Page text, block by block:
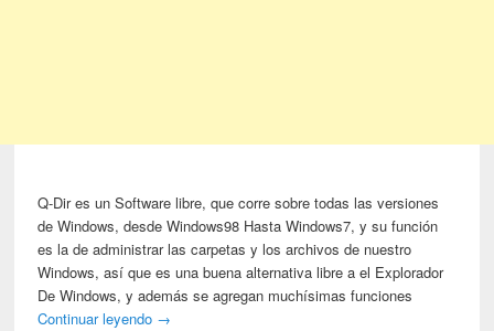
Q-Dir es un Software libre, que corre sobre todas las versiones
de Windows, desde Windows98 Hasta Windows7, y su función
es la de administrar las carpetas y los archivos de nuestro
Windows, así que es una buena alternativa libre a el Explorador
De Windows, y además se agregan muchísimas funciones
Continuar leyendo →